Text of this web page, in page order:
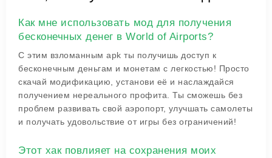
Как мне использовать мод для получения
бесконечных денег в World of Airports?
С этим взломанным apk ты получишь доступ к
бесконечным деньгам и монетам с легкостью! Просто
скачай модификацию, установи её и наслаждайся
получением нереального профита. Ты сможешь без
проблем развивать свой аэропорт, улучшать самолеты
и получать удовольствие от игры без ограничений!
Этот хак повлияет на сохранения моих